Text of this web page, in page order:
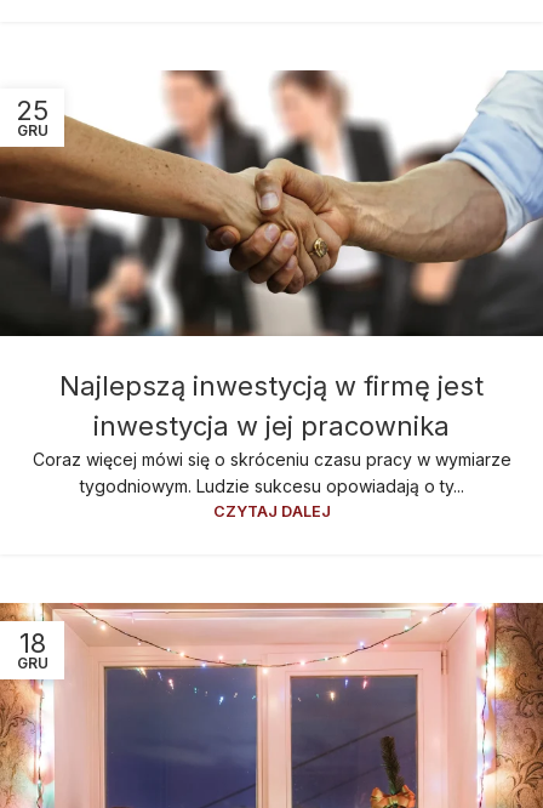
25
GRU
Najlepszą inwestycją w firmę jest
inwestycja w jej pracownika
Coraz więcej mówi się o skróceniu czasu pracy w wymiarze
tygodniowym. Ludzie sukcesu opowiadają o ty...
CZYTAJ DALEJ
18
GRU